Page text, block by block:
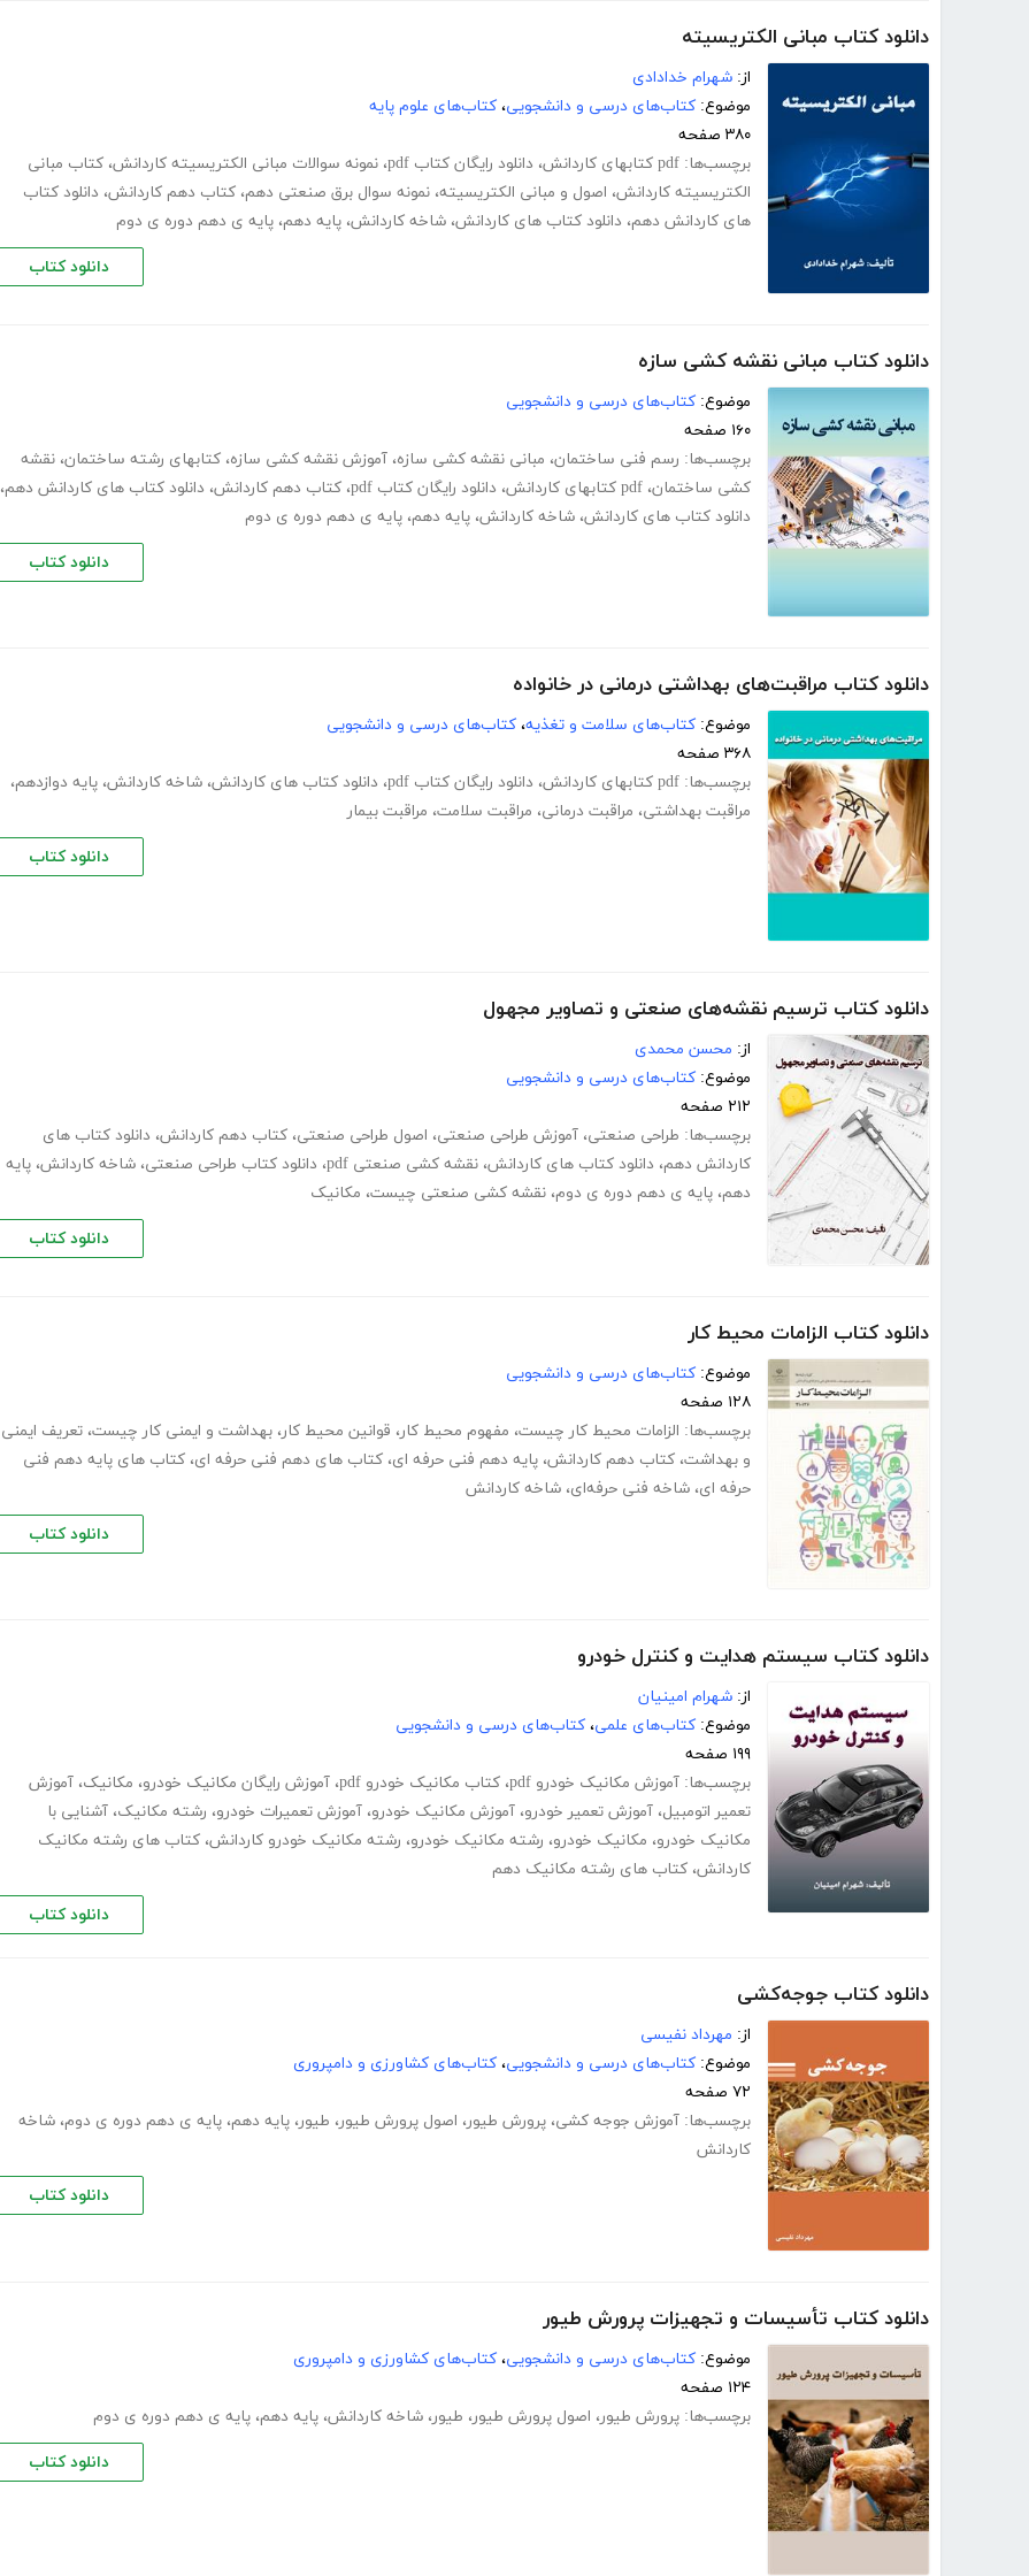
دانلود کتاب مبانی الکتریسیته
از: شهرام خدادادی
موضوع: کتاب‌های درسی و دانشجویی، کتاب‌های علوم پایه
۳۸۰ صفحه
برچسب‌ها: pdf کتابهای کاردانش ، دانلود رایگان کتاب pdf ، نمونه سوالات مبانی الکتریسیته کاردانش، کتاب مبانی
الکتریسیته کاردانش، اصول و مبانی الکتریسیته، نمونه سوال برق صنعتی دهم، کتاب دهم کاردانش، دانلود کتاب
های کاردانش دهم، دانلود کتاب های کاردانش، شاخه کاردانش، پایه دهم، پایه ی دهم دوره ی دوم
دانلود کتاب
دانلود کتاب مبانی نقشه کشی سازه
موضوع: کتاب‌های درسی و دانشجویی
۱۶۰ صفحه
برچسب‌ها: رسم فنی ساختمان، مبانی نقشه کشی سازه، آموزش نقشه کشی سازه، کتابهای رشته ساختمان، نقشه
کشی ساختمان، pdf کتابهای کاردانش ، دانلود رایگان کتاب pdf ، کتاب دهم کاردانش، دانلود کتاب های کاردانش دهم،
دانلود کتاب های کاردانش، شاخه کاردانش، پایه دهم، پایه ی دهم دوره ی دوم
دانلود کتاب
دانلود کتاب مراقبت‌های بهداشتی درمانی در خانواده
موضوع: کتاب‌های سلامت و تغذیه، کتاب‌های درسی و دانشجویی
۳۶۸ صفحه
برچسب‌ها: pdf کتابهای کاردانش ، دانلود رایگان کتاب pdf ، دانلود کتاب های کاردانش، شاخه کاردانش، پایه دوازدهم،
مراقبت بهداشتی، مراقبت درمانی، مراقبت سلامت، مراقبت بیمار
دانلود کتاب
دانلود کتاب ترسیم نقشه‌های صنعتی و تصاویر مجهول
از: محسن محمدی
موضوع: کتاب‌های درسی و دانشجویی
۲۱۲ صفحه
برچسب‌ها: طراحی صنعتی، آموزش طراحی صنعتی، اصول طراحی صنعتی، کتاب دهم کاردانش، دانلود کتاب های
کاردانش دهم، دانلود کتاب های کاردانش، نقشه کشی صنعتی pdf ، دانلود کتاب طراحی صنعتی، شاخه کاردانش، پایه
دهم، پایه ی دهم دوره ی دوم، نقشه کشی صنعتی چیست، مکانیک
دانلود کتاب
دانلود کتاب الزامات محیط کار
موضوع: کتاب‌های درسی و دانشجویی
۱۲۸ صفحه
برچسب‌ها: الزامات محیط کار چیست، مفهوم محیط کار، قوانین محیط کار، بهداشت و ایمنی کار چیست، تعریف ایمنی
و بهداشت، کتاب دهم کاردانش، پایه دهم فنی حرفه ای، کتاب های دهم فنی حرفه ای، کتاب های پایه دهم فنی
حرفه ای، شاخه فنی حرفه‌ای، شاخه کاردانش
دانلود کتاب
دانلود کتاب سیستم هدایت و کنترل خودرو
از: شهرام امینیان
موضوع: کتاب‌های علمی، کتاب‌های درسی و دانشجویی
۱۹۹ صفحه
برچسب‌ها: آموزش مکانیک خودرو pdf ، کتاب مکانیک خودرو pdf ، آموزش رایگان مکانیک خودرو، مکانیک، آموزش
تعمیر اتومبیل، آموزش تعمیر خودرو، آموزش مکانیک خودرو، آموزش تعمیرات خودرو، رشته مکانیک، آشنایی با
مکانیک خودرو، مکانیک خودرو، رشته مکانیک خودرو، رشته مکانیک خودرو کاردانش، کتاب های رشته مکانیک
کاردانش، کتاب های رشته مکانیک دهم
دانلود کتاب
دانلود کتاب جوجه‌کشی
از: مهرداد نفیسی
موضوع: کتاب‌های درسی و دانشجویی، کتاب‌های کشاورزی و دامپروری
۷۲ صفحه
برچسب‌ها: آموزش جوجه کشی، پرورش طیور، اصول پرورش طیور، طیور، پایه دهم، پایه ی دهم دوره ی دوم، شاخه
کاردانش
دانلود کتاب
دانلود کتاب تأسیسات و تجهیزات پرورش طیور
موضوع: کتاب‌های درسی و دانشجویی، کتاب‌های کشاورزی و دامپروری
۱۲۴ صفحه
برچسب‌ها: پرورش طیور، اصول پرورش طیور، طیور، شاخه کاردانش، پایه دهم، پایه ی دهم دوره ی دوم
دانلود کتاب